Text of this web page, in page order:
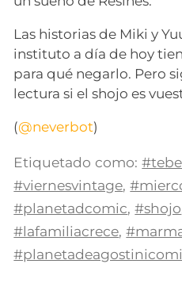
Las historias de Miki y
instituto a día de hoy
para qué negarlo. Pero
lectura si el shojo es
(@neverbot)
Etiquetado como:
#viernesvintage,
#planetadcomic,#shojo
#lafamiliacrece,